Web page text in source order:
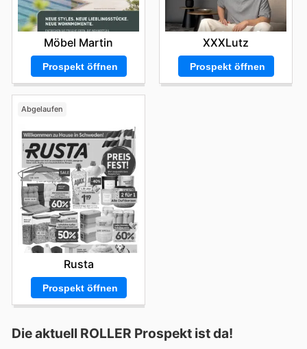
Möbel Martin
Prospekt öffnen
XXXLutz
Prospekt öffnen
Abgelaufen
Rusta
Prospekt öffnen
Die aktuell ROLLER Prospekt ist da!